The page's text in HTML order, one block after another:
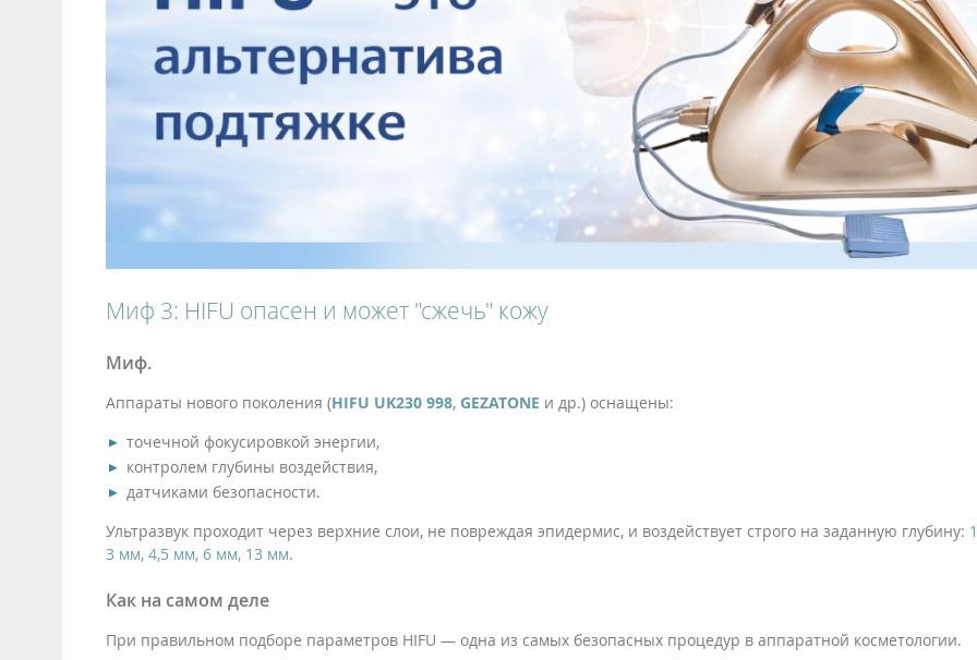
Миф 3: HIFU опасен и может "сжечь" кожу
Миф.
Аппараты нового поколения (HIFU UK230 998, GEZATONE и др.) оснащены:
точечной фокусировкой энергии,
контролем глубины воздействия,
датчиками безопасности.
Ультразвук проходит через верхние слои, не повреждая эпидермис, и воздействует строго на заданную глубину:
3 мм, 4,5 мм, 6 мм, 13 мм.
Как на самом деле
При правильном подборе параметров HIFU — одна из самых безопасных процедур в аппаратной косметологии.